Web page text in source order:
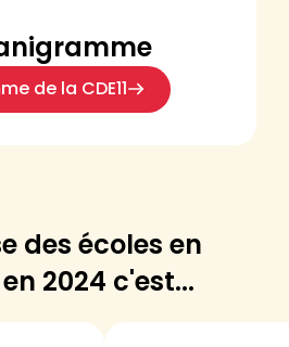
de la CDE11
des écoles en
2024 c'est...